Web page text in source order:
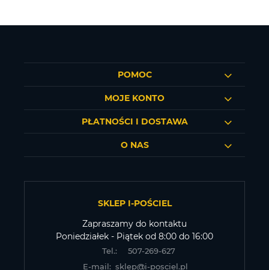
POMOC
MOJE KONTO
PŁATNOŚCI I DOSTAWA
O NAS
SKLEP I-POŚCIEL
Zapraszamy do kontaktu
Poniedziałek - Piątek od 8:00 do 16:00
Tel.:
507-269-627
E-mail: sklep@i-posciel.pl